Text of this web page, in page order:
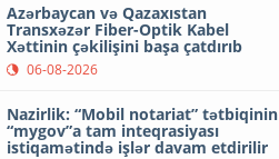
Azərbaycan və Qazaxıstan
Transxəzər Fiber-Optik Kabel
Xəttinin çəkilişini başa çatdırıb
06-08-2026
Nazirlik: “Mobil notariat” tətbiqinin
“mygov”a tam inteqrasiyası
istiqamətində işlər davam etdirilir